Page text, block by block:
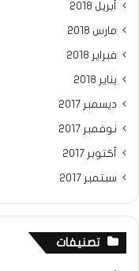
أبريل 2018
مارس 2018
فبراير 2018
يناير 2018
ديسمبر 2017
نوفمبر 2017
أكتوبر 2017
سبتمبر 2017
تصنيفات